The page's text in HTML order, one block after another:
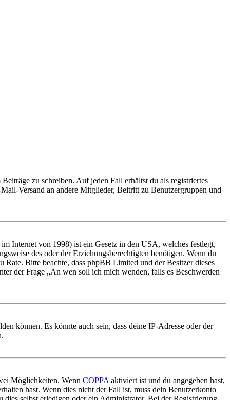
zu schreiben. Auf jeden Fall erhältst du als registriertes
Versand an andere Mitglieder, Beitritt zu Benutzergruppen und
Internet von 1998) ist ein Gesetz in den USA, welches festlegt,
des oder der Erziehungsberechtigten benötigen. Wenn du
Bitte beachte, dass phpBB Limited und der Besitzer dieses
der Frage „An wen soll ich mich wenden, falls es Beschwerden
können. Es könnte auch sein, dass deine IP-Adresse oder der
Möglichkeiten. Wenn COPPA aktiviert ist und du angegeben hast,
hast. Wenn dies nicht der Fall ist, muss dein Benutzerkonto